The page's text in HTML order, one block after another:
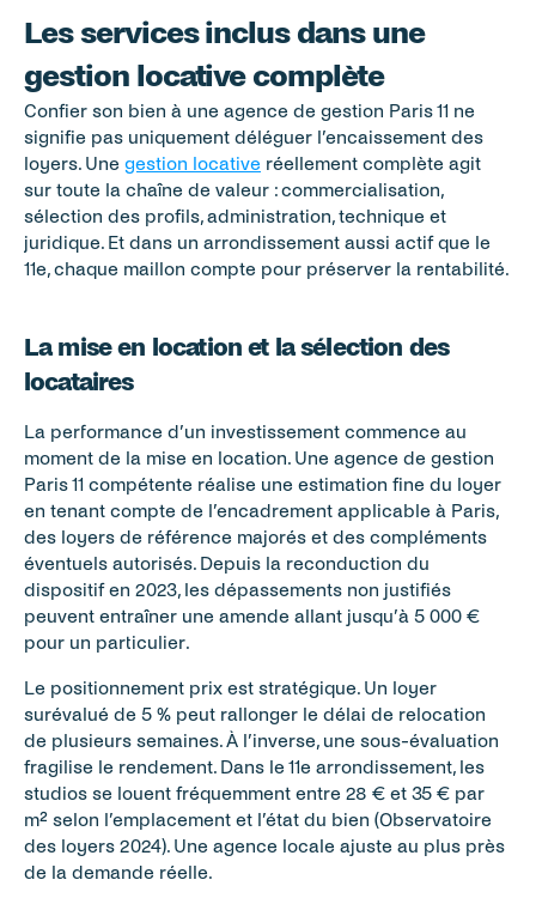
Les services inclus dans une
gestion locative complète
Confier son bien à une agence de gestion Paris 11 ne
signifie pas uniquement déléguer l’encaissement des
loyers. Une gestion locative réellement complète agit
sur toute la chaîne de valeur : commercialisation,
sélection des profils, administration, technique et
juridique. Et dans un arrondissement aussi actif que le
11e, chaque maillon compte pour préserver la rentabilité.
La mise en location et la sélection des
locataires
La performance d’un investissement commence au
moment de la mise en location. Une agence de gestion
Paris 11 compétente réalise une estimation fine du loyer
en tenant compte de l’encadrement applicable à Paris,
des loyers de référence majorés et des compléments
éventuels autorisés. Depuis la reconduction du
dispositif en 2023, les dépassements non justifiés
peuvent entraîner une amende allant jusqu’à 5 000 €
pour un particulier.
Le positionnement prix est stratégique. Un loyer
surévalué de 5 % peut rallonger le délai de relocation
de plusieurs semaines. À l’inverse, une sous-évaluation
fragilise le rendement. Dans le 11e arrondissement, les
studios se louent fréquemment entre 28 € et 35 € par
m² selon l’emplacement et l’état du bien (Observatoire
des loyers 2024). Une agence locale ajuste au plus près
de la demande réelle.